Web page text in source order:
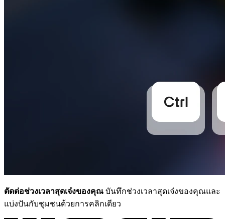
ตัดต่อช่วงเวลาสุดเจ๋งของคุณ บันทึกช่วงเวลาสุดเจ๋งของคุณและ
แบ่งปันกับชุมชนด้วยการคลิกเดียว